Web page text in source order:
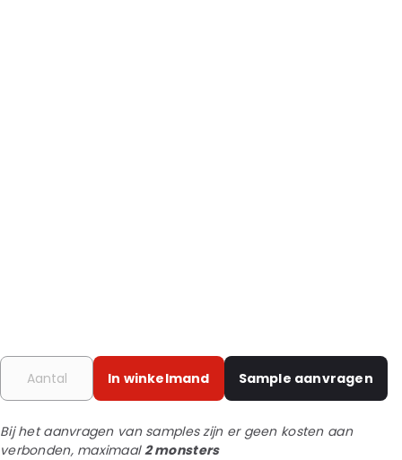
In winkelmand Sample aanvragen
Bij het aanvragen van samples zijn er geen kosten aan
verbonden, maximaal2 monsters